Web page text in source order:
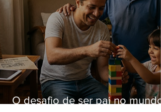
O desafio de ser pai no mundo